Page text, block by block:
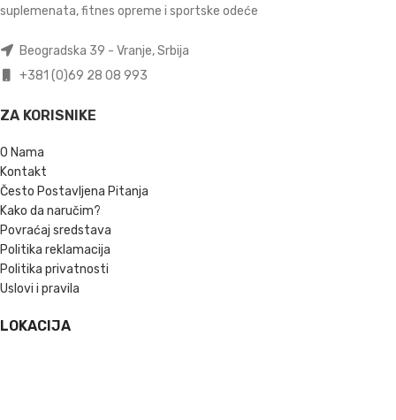
suplemenata, fitnes opreme i sportske odeće
Beogradska 39 - Vranje, Srbija
+381 (0)69 28 08 993
ZA KORISNIKE
O Nama
Kontakt
Često Postavljena Pitanja
Kako da naručim?
Povraćaj sredstava
Politika reklamacija
Politika privatnosti
Uslovi i pravila
LOKACIJA